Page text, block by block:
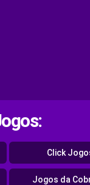
Click
Jogos da